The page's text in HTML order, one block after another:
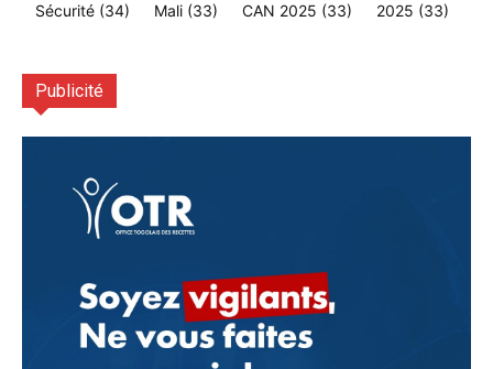
Sécurité (34) Mali (33) CAN 2025 (33) 2025 (33)
Publicité